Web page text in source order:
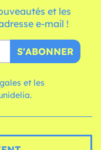
et les
e-mail !
S'ABONNER
et les